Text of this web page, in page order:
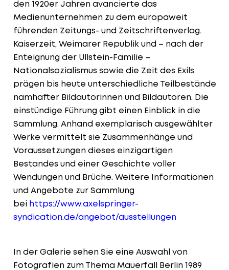
den 1920er Jahren avancierte das
Medienunternehmen zu dem europaweit
führenden Zeitungs- und Zeitschriftenverlag.
Kaiserzeit, Weimarer Republik und – nach der
Enteignung der Ullstein-Familie –
Nationalsozialismus sowie die Zeit des Exils
prägen bis heute unterschiedliche Teilbestände
namhafter Bildautorinnen und Bildautoren. Die
einstündige Führung gibt einen Einblick in die
Sammlung. Anhand exemplarisch ausgewählter
Werke vermittelt sie Zusammenhänge und
Voraussetzungen dieses einzigartigen
Bestandes und einer Geschichte voller
Wendungen und Brüche. Weitere Informationen
und Angebote zur Sammlung
bei https://www.axelspringer-
syndication.de/angebot/ausstellungen
In der Galerie sehen Sie eine Auswahl von
Fotografien zum Thema Mauerfall Berlin 1989